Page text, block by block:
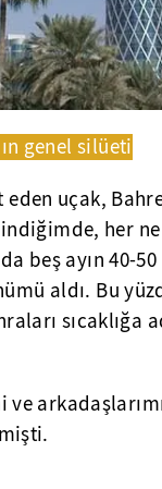
genel silüeti
uçak,
her ne
beş ayın 40-50
aldı. Bu